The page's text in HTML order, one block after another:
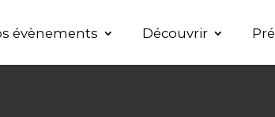
évènements Découvrir